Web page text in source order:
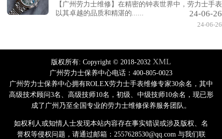
【广州劳力士维修】在精密的钟表世界中，劳力士手表
以其卓越的品质和精湛的......
24-06-26
24-06-26
版权所有: Copyright © 2018-2032 XML
广州劳力士保养中心电话：400-805-0023
广州劳力士保养中心拥有ROLEX劳力士手表维修专家30余名，其中
高级技术顾问3名、高级技师10名，初级、中级技师10余名，现已形
成了广州乃至全国专业的劳力士维修保养服务团队。
如权利人或知情人士发现本站内容存在事实错误或涉及版权、名
誉权等侵权问题，请通过邮箱：2557628530@qq.com 与我们联